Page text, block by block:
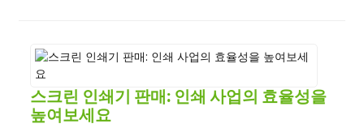
스크린 인쇄기 판매: 인쇄 사업의 효율성을
높여보세요